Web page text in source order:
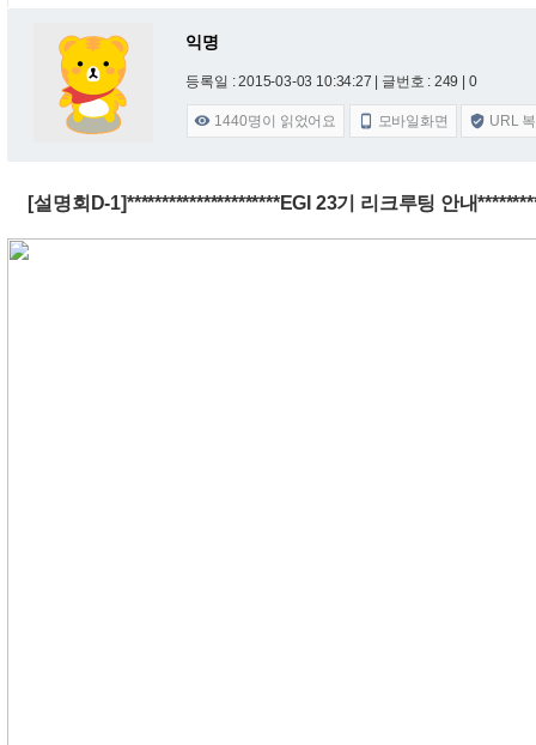
익명
등록일 : 2015-03-03 10:34:27 | 글번호 : 249 | 0
 1440명이 읽었어요  모바일화면  URL
[설명회D-1]**********************EGI 23기 리크루팅 안내